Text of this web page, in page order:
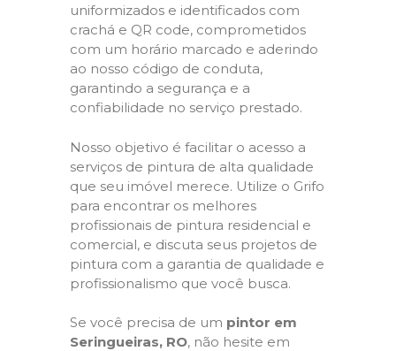
uniformizados e identificados com
crachá e QR code, comprometidos
com um horário marcado e aderindo
ao nosso código de conduta,
garantindo a segurança e a
confiabilidade no serviço prestado.
Nosso objetivo é facilitar o acesso a
serviços de pintura de alta qualidade
que seu imóvel merece. Utilize o Grifo
para encontrar os melhores
profissionais de pintura residencial e
comercial, e discuta seus projetos de
pintura com a garantia de qualidade e
profissionalismo que você busca.
Se você precisa de um pintor em
Seringueiras, RO, não hesite em